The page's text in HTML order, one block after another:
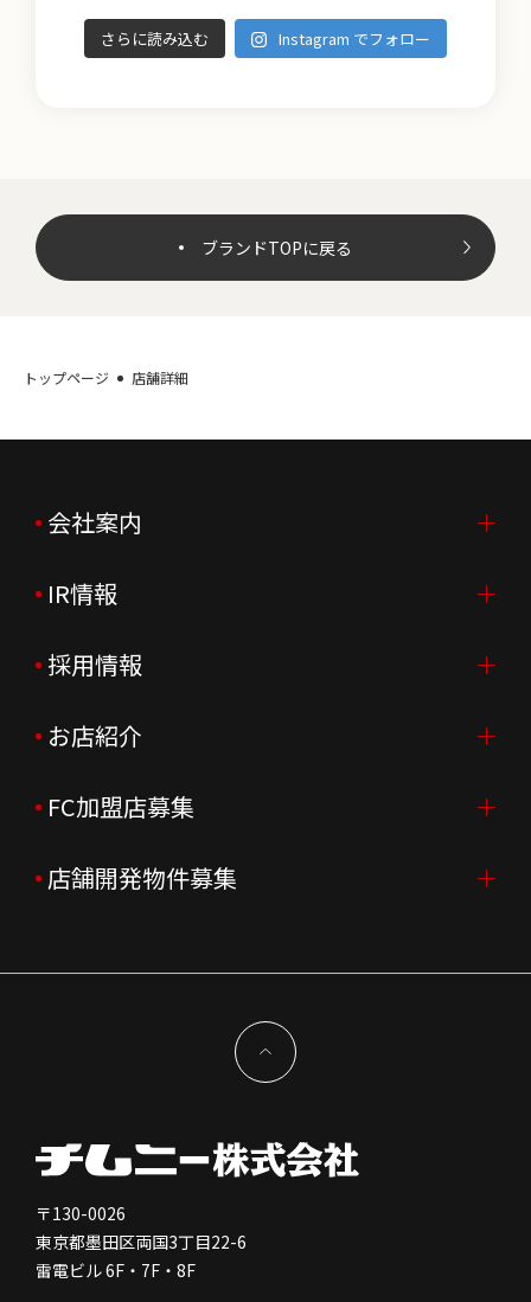
さらに読み込む Instagram でフォロー
ブランドTOPに戻る
トップページ 店舗詳細
会社案内
会社案内TOP
ご挨拶
会社概要
会社沿革
企業理念
新型コロナウイルス対応
IR情報
IR情報TOP
ニュースリリース
月次売上
決算資料
コーポレートガバナンス
免責事項
株価情報
採用情報
採用情報TOP
新卒採用
中途採用
会社を知る
人を知る
はたらく環境
お店紹介
店舗を探す・予約する
よくあるご質問
FC加盟店募集
FC加盟店募集TOP
独立支援について
FC加盟店お問合せ
店舗開発物件募集
〒130-0026
東京都墨田区両国3丁目22-6
雷電ビル 6F・7F・8F